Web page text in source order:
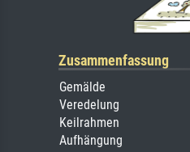
Zusammenfassung
Gemälde
Veredelung
Keilrahmen
Aufhängung